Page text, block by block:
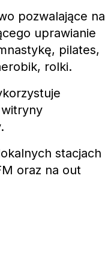
pozwalające na
uprawianie
pilates,
rolki.
witryny
stacjach
oraz na out